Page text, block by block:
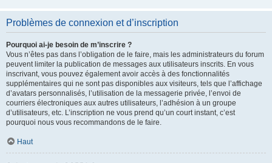
Problèmes de connexion et d’inscription
Pourquoi ai-je besoin de m’inscrire ?
Vous n’êtes pas dans l’obligation de le faire, mais les administrateurs du forum
peuvent limiter la publication de messages aux utilisateurs inscrits. En vous
inscrivant, vous pouvez également avoir accès à des fonctionnalités
supplémentaires qui ne sont pas disponibles aux visiteurs, tels que l’affichage
d’avatars personnalisés, l’utilisation de la messagerie privée, l’envoi de
courriers électroniques aux autres utilisateurs, l’adhésion à un groupe
d’utilisateurs, etc. L’inscription ne vous prend qu’un court instant, c’est
pourquoi nous vous recommandons de le faire.
Haut